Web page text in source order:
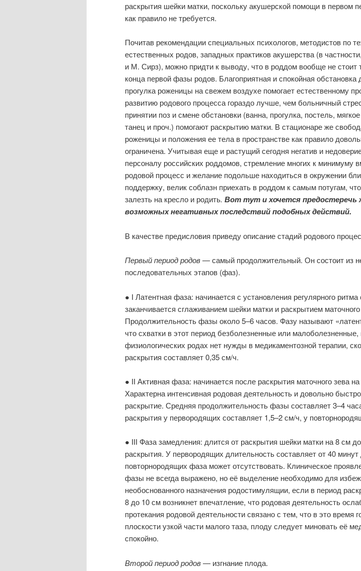
раскрытия шейки матки, поскольку акушерской помощи в первом
как правило не требуется.
Почитав рекомендации специальных психологов, методистов по
естественных родов, западных практиков акушерства (в
и М. Сирз), можно придти к выводу, что в роддом вообще не стоит
конца первой фазы родов. Благоприятная и спокойная обстановка
прогулка роженицы на свежем воздухе помогает естественному
развитию родового процесса гораздо лучше, чем больничный
принятии поз и смене обстановки (ванна, прогулка, постель,
танец и проч.) помогают раскрытию матки. В стационаре же
роженицы и положения ее тела в пространстве как правило
ограничена. Учитывая еще и растущий сегодня негатив и
персоналу российских роддомов, стремление многих к минимуму
родовой процесс и желание подольше находиться в окружении
поддержку, велик соблазн приехать в роддом к самым потугам,
залезть на кресло и родить. Вот тут и хочется
возможных негативных последствий подобных действий.
В качестве предисловия приведу описание стадий родового
Первый период родов— самый продолжительный. Он состоит из
последовательных этапов (фаз).
● I Латентная фаза: начинается с установления регулярного ритма
заканчивается сглаживанием шейки матки и раскрытием
Продолжительность фазы около 5–6 часов. Фазу называют
что схватки в этот период безболезненные или малоболезненные,
физиологических родах нет нужды в медикаментозной терапии,
раскрытия составляет 0,35 см/ч.
● II Активная фаза: начинается после раскрытия маточного зева
Характерна интенсивная родовая деятельность и довольно
раскрытие. Средняя продолжительность фазы составляет 3–4
раскрытия у первородящих составляет 1,5–2 см/ч, у
● III Фаза замедления: длится от раскрытия шейки матки на 8 см
раскрытия. У первородящих длительность составляет от 40
повторнородящих фаза может отсутствовать. Клиническое
фазы не всегда выражено, но её выделение необходимо для
необоснованного назначения родостимулящии, если в период
8 до 10 см возникнет впечатление, что родовая деятельность
протекания родовой деятельности связано с тем, что в это время
плоскости узкой части малого таза, плоду следует миновать её
спокойно.
Второй период родов— изгнание плода.